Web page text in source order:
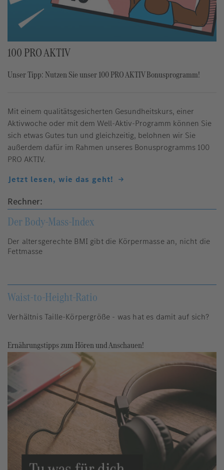
100 PRO AKTIV
Unser Tipp: Nutzen Sie unser 100 PRO AKTIV Bonusprogramm!
Mit einem qualitätsgesicherten Gesundheitskurs, einer
Aktivwoche oder mit dem Well-Aktiv-Programm können Sie
sich etwas Gutes tun und gleichzeitig, belohnen wir Sie
außerdem dafür im Rahmen unseres Bonusprogramms 100
PRO AKTIV.
Jetzt lesen, wie das geht!
Rechner:
Der Body-Mass-Index
Der altersgerechte BMI gibt die Körpermasse an, nicht die
Fettmasse
Waist-to-Height-Ratio
Verhältnis Taille-Körpergröße - was hat es damit auf sich?
Ernährungstipps zum Hören und Anschauen!